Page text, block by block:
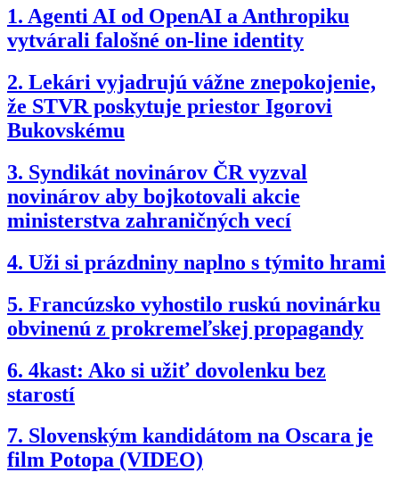
1. Agenti AI od OpenAI a Anthropiku
vytvárali falošné on-line identity
2. Lekári vyjadrujú vážne znepokojenie,
že STVR poskytuje priestor Igorovi
Bukovskému
3. Syndikát novinárov ČR vyzval
novinárov aby bojkotovali akcie
ministerstva zahraničných vecí
4. Uži si prázdniny naplno s týmito hrami
5. Francúzsko vyhostilo ruskú novinárku
obvinenú z prokremeľskej propagandy
6. 4kast: Ako si užiť dovolenku bez
starostí
7. Slovenským kandidátom na Oscara je
film Potopa (VIDEO)